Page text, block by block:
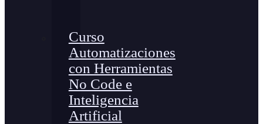
Curso
Automatizaciones
con Herramientas
No Code e
Inteligencia
Artificial